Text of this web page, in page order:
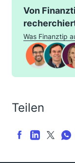
Von
Was Finanztip
Teilen